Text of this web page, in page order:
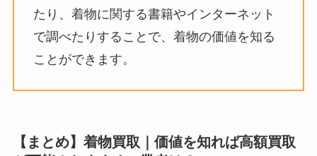
たり、着物に関する書籍やインターネット
で調べたりすることで、着物の価値を知る
ことができます。
【まとめ】着物買取｜価値を知れば高額買取